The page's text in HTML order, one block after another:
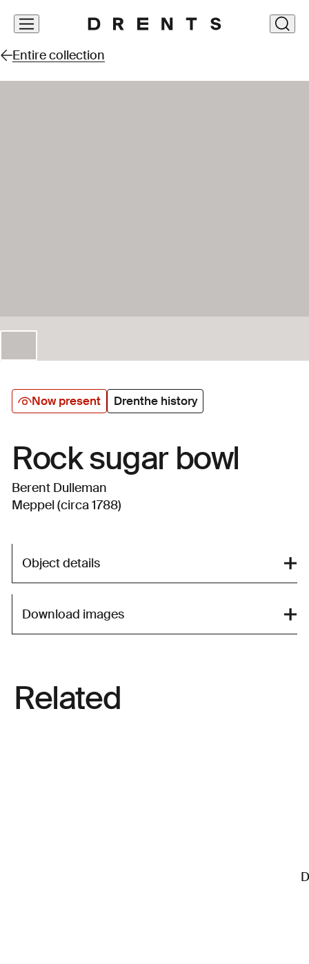
Skip
Entire collection
Now present Drenthe history
Rock sugar bowl
Berent Dulleman
Meppel (circa 1788)
Object details
Download images
Related